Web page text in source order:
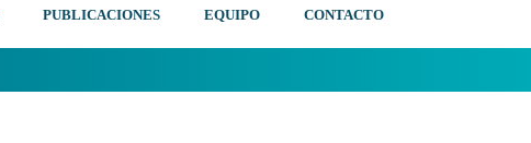
PUBLICACIONES EQUIPO CONTACTO